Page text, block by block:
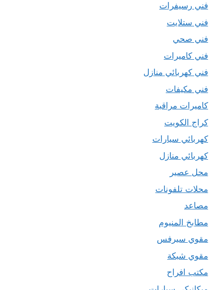
فني رسيفرات
فني ستلايت
فني صحي
فني كاميرات
فني كهربائي منازل
فني مكيفات
كاميرات مراقبة
كراج الكويت
كهربائي سيارات
كهربائي منازل
محل عصير
محلات تلفونات
مصاعد
مطابخ المنيوم
مقوي سيرفس
مقوي شبكة
مكتب افراح